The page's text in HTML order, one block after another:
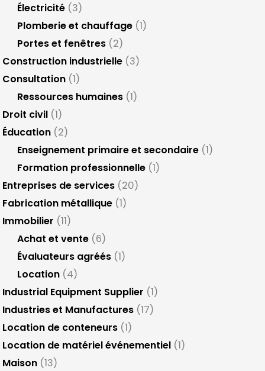
Électricité(3)
Plomberie et chauffage(1)
Portes et fenêtres(2)
Construction industrielle (3)
Consultation (1)
Ressources humaines(1)
Droit civil (1)
Éducation (2)
Enseignement primaire et secondaire(1)
Formation professionnelle(1)
Entreprises de services (20)
Fabrication métallique (1)
Immobilier (11)
Achat et vente(6)
Évaluateurs agréés(1)
Location(4)
Industrial Equipment Supplier (1)
Industries et Manufactures (17)
Location de conteneurs (1)
Location de matériel événementiel (1)
Maison (13)